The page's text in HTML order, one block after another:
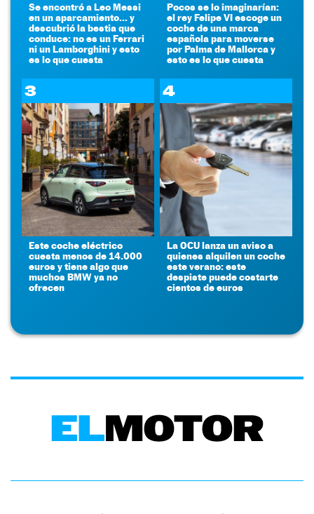
Se encontró a Leo Messi
en un aparcamiento... y
descubrió la bestia que
conduce: no es un Ferrari
ni un Lamborghini y esto
es lo que cuesta
Pocos se lo imaginarían:
el rey Felipe VI escoge un
coche de una marca
española para moverse
por Palma de Mallorca y
esto es lo que cuesta
3
Este coche eléctrico
cuesta menos de 14.000
euros y tiene algo que
muchos BMW ya no
ofrecen
4
La OCU lanza un aviso a
quienes alquilen un coche
este verano: este
despiste puede costarte
cientos de euros